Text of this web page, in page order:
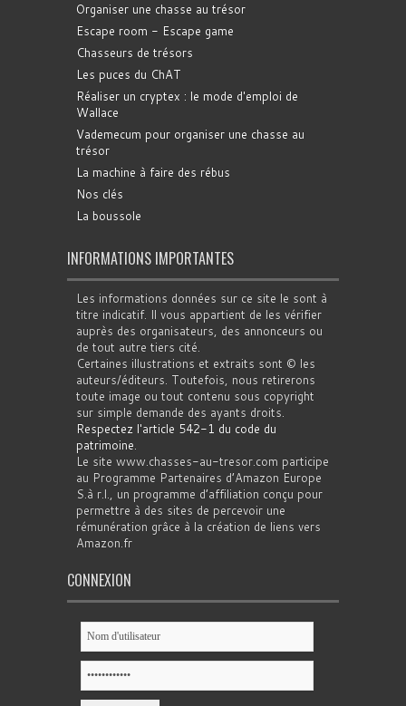
Organiser une chasse au trésor
Escape room - Escape game
Chasseurs de trésors
Les puces du ChAT
Réaliser un cryptex : le mode d'emploi de
Wallace
Vademecum pour organiser une chasse au
trésor
La machine à faire des rébus
Nos clés
La boussole
INFORMATIONS IMPORTANTES
Les informations données sur ce site le sont à
titre indicatif. Il vous appartient de les vérifier
auprès des organisateurs, des annonceurs ou
de tout autre tiers cité.
Certaines illustrations et extraits sont © les
auteurs/éditeurs. Toutefois, nous retirerons
toute image ou tout contenu sous copyright
sur simple demande des ayants droits.
Respectez l'article 542-1 du code du
patrimoine.
Le site www.chasses-au-tresor.com participe
au Programme Partenaires d’Amazon Europe
S.à r.l., un programme d’affiliation conçu pour
permettre à des sites de percevoir une
rémunération grâce à la création de liens vers
Amazon.fr
CONNEXION